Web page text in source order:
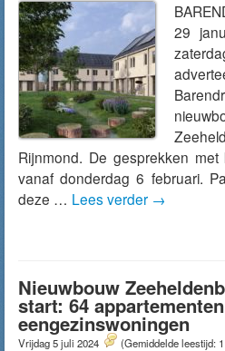
29
Rijnmond. De gesprekken
vanaf donderdag 6 februari.
deze … Lees verder →
Nieuwbouw
start: 64
eengezinswoningen
Vrijdag 5 juli 2024 (Gemiddelde leestijd: